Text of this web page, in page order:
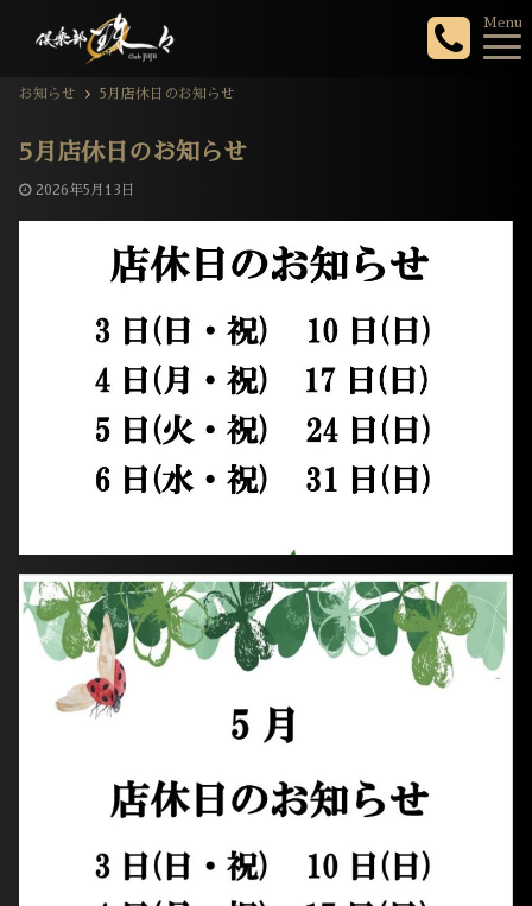
Menu
お知らせ 5月店休日のお知らせ
5月店休日のお知らせ
2026年5月13日